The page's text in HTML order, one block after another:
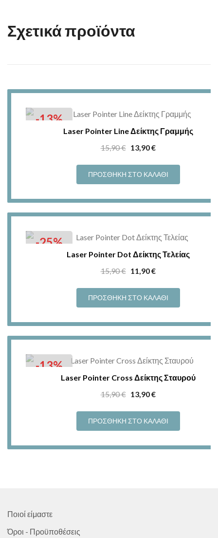
Σχετικά προϊόντα
-13%
Laser Pointer Line Δείκτης Γραμμής
15,90€ Original
was:
15,90 €.
13,90€Η
τιμή
είναι:
13,90 €.
ΠΡΟΣΘΉΚΗ ΣΤΟ ΚΑΛΆΘΙ
-25%
Laser Pointer Dot Δείκτης Τελείας
15,90€ Original
was:
15,90 €.
11,90€Η
τιμή
είναι:
11,90 €.
ΠΡΟΣΘΉΚΗ ΣΤΟ ΚΑΛΆΘΙ
-13%
Laser Pointer Cross Δείκτης Σταυρού
15,90€ Original
was:
15,90 €.
13,90€Η
τιμή
είναι:
13,90 €.
ΠΡΟΣΘΉΚΗ ΣΤΟ ΚΑΛΆΘΙ
Ποιοί είμαστε
Όροι - Προϋποθέσεις